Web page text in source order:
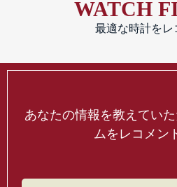
WATCH
最適な時計をレ
あなたの情報を教えてい
ムをレコメン